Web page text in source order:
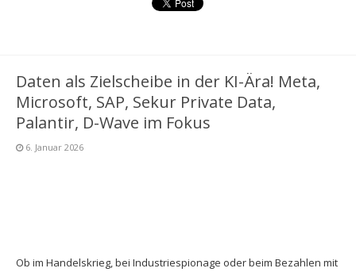
Daten als Zielscheibe in der KI-Ära! Meta,
Microsoft, SAP, Sekur Private Data,
Palantir, D-Wave im Fokus
6. Januar 2026
Ob im Handelskrieg, bei Industriespionage oder beim Bezahlen mit